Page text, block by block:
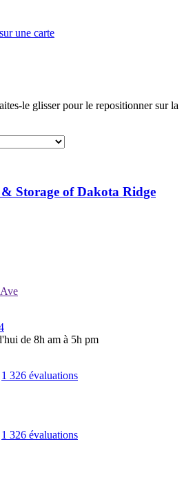
une carte
le glisser pour le repositionner sur la
Storage of Dakota Ridge
de 8h am à 5h pm
1 326 évaluations
1 326 évaluations